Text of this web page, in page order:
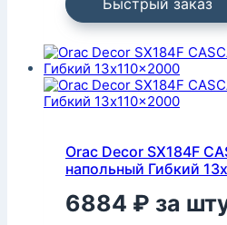
Orac Decor SX184F
напольный Гибкий
6884 ₽ за